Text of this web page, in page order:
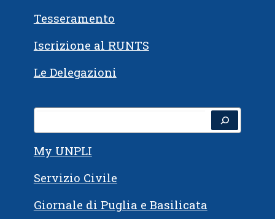
Tesseramento
Iscrizione al RUNTS
Le Delegazioni
My UNPLI
Servizio Civile
Giornale di Puglia e Basilicata